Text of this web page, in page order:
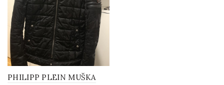
PHILIPP PLEIN MUŠKA